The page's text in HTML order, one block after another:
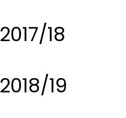
2017/18
2018/19